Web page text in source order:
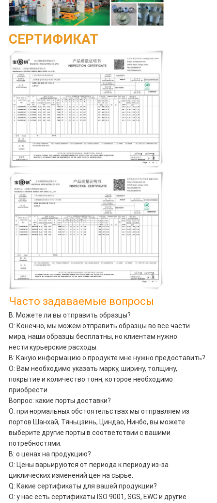
СЕРТИФИКАТ
Часто задаваемые вопросы
В: Можете ли вы отправить образцы?
О: Конечно, мы можем отправить образцы во все части
мира, наши образцы бесплатны, но клиентам нужно
нести курьерские расходы.
В: Какую информацию о продукте мне нужно предоставить?
О: Вам необходимо указать марку, ширину, толщину,
покрытие и количество тонн, которое необходимо
приобрести.
Вопрос: какие порты доставки?
О: при нормальных обстоятельствах мы отправляем из
портов Шанхай, Тяньцзинь, Циндао, Нинбо, вы можете
выберите другие порты в соответствии с вашими
потребностями.
В: о ценах на продукцию?
О: Цены варьируются от периода к периоду из-за
циклических изменений цен на сырье.
Q: Какие сертификаты для вашей продукции?
О: у нас есть сертификаты ISO 9001, SGS, EWC и другие